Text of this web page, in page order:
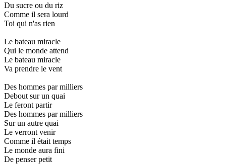
Du sucre ou du riz
Comme il sera lourd
Toi qui n'as rien
Le bateau miracle
Qui le monde attend
Le bateau miracle
Va prendre le vent
Des hommes par milliers
Debout sur un quai
Le feront partir
Des hommes par milliers
Sur un autre quai
Le verront venir
Comme il était temps
Le monde aura fini
De penser petit